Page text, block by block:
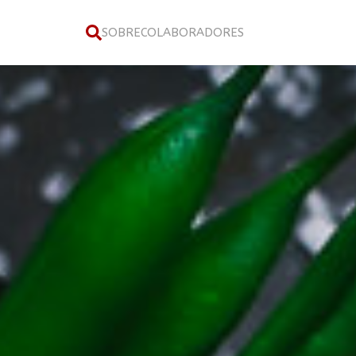
SOBRECOLABORADORES